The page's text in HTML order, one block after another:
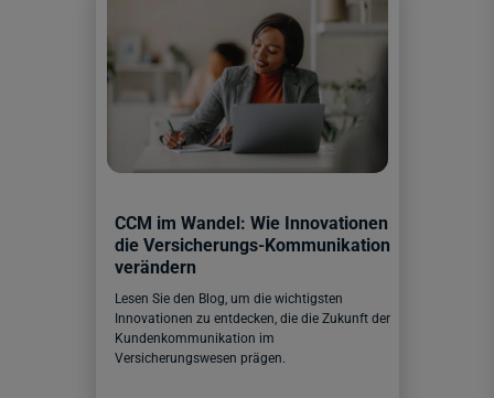
CCM im Wandel: Wie Innovationen
die Versicherungs-Kommunikation
verändern
Lesen Sie den Blog, um die wichtigsten
Innovationen zu entdecken, die die Zukunft der
Kundenkommunikation im
Versicherungswesen prägen.